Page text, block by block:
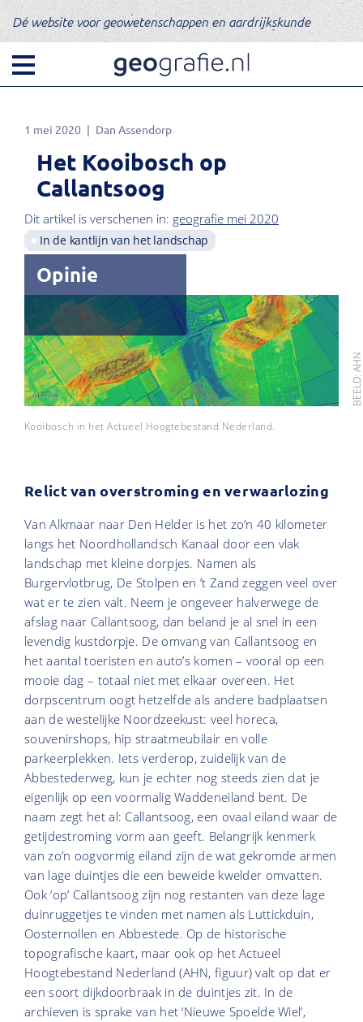
Dé website voor geowetenschappen en aardrijkskunde
1 mei 2020 Dan Assendorp
Het Kooibosch op
Callantsoog
Dit artikel is verschenen in: geografie mei 2020
In de kantlijn van het landschap
Opinie
BEELD: AHN
Kooibosch in het Actueel Hoogtebestand Nederland.
Relict van overstroming en verwaarlozing
Van Alkmaar naar Den Helder is het zo’n 40 kilometer
langs het Noordhollandsch Kanaal door een vlak
landschap met kleine dorpjes. Namen als
Burgervlotbrug, De Stolpen en ’t Zand zeggen veel over
wat er te zien valt. Neem je ongeveer halverwege de
afslag naar Callantsoog, dan beland je al snel in een
levendig kustdorpje. De omvang van Callantsoog en
het aantal toeristen en auto’s komen – vooral op een
mooie dag – totaal niet met elkaar overeen. Het
dorpscentrum oogt hetzelfde als andere badplaatsen
aan de westelijke Noordzeekust: veel horeca,
souvenirshops, hip straatmeubilair en volle
parkeerplekken. Iets verderop, zuidelijk van de
Abbestederweg, kun je echter nog steeds zien dat je
eigenlijk op een voormalig Waddeneiland bent. De
naam zegt het al: Callantsoog, een ovaal eiland waar de
getijdestroming vorm aan geeft. Belangrijk kenmerk
van zo’n oogvormig eiland zijn de wat gekromde armen
van lage duintjes die een beweide kwelder omvatten.
Ook ‘op’ Callantsoog zijn nog restanten van deze lage
duinruggetjes te vinden met namen als Luttickduin,
Oosternollen en Abbestede. Op de historische
topografische kaart, maar ook op het Actueel
Hoogtebestand Nederland (AHN, figuur) valt op dat er
een soort dijkdoorbraak in de duintjes zit. In de
archieven is sprake van het ‘Nieuwe Spoelde Wiel’,